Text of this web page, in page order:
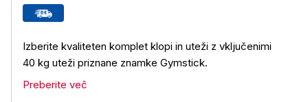
Izberite kvaliteten komplet klopi in uteži z vključenimi
40 kg uteži priznane znamke Gymstick.
Preberite več